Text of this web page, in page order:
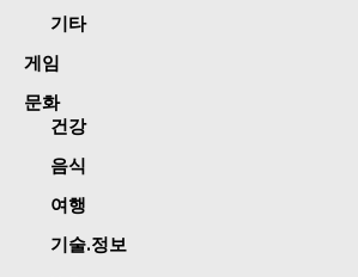
기타
게임
문화
건강
음식
여행
기술.정보